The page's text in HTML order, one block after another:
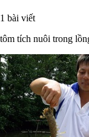
1 bài viết
tôm tích nuôi trong